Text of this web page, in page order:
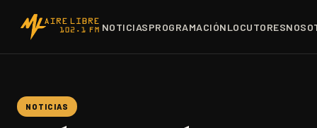
NOTICIASPROGRAMACIÓNLOCUTORES
NOTICIAS